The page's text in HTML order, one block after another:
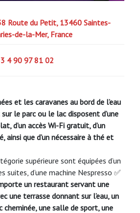
Route du Petit, 13460 Saintes-
de-la-Mer, France
4 90 97 81 02
et les caravanes au bord de l’eau
le parc ou le lac disposent d’une
d’un accès Wi-Fi gratuit, d’un
ainsi que d’un nécessaire à thé et
supérieure sont équipées d’un
suites, d’une machine Nespresso ✅
un restaurant servant une
une terrasse donnant sur l’eau, un
cheminée, une salle de sport, une